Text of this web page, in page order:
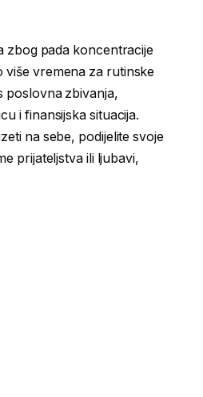
zbog pada koncentracije
vremena za rutinske
poslovna zbivanja,
i finansijska situacija.
na sebe, podijelite svoje
prijateljstva ili ljubavi,